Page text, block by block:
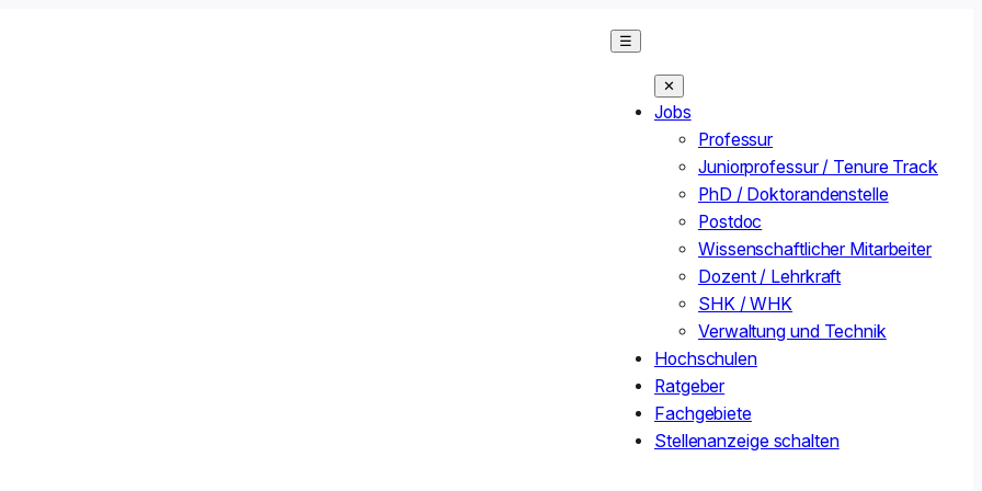
☰
✕
Jobs
Professur
Juniorprofessur / Tenure Track
PhD / Doktorandenstelle
Postdoc
Wissenschaftlicher Mitarbeiter
Dozent / Lehrkraft
SHK / WHK
Verwaltung und Technik
Hochschulen
Ratgeber
Fachgebiete
Stellenanzeige schalten